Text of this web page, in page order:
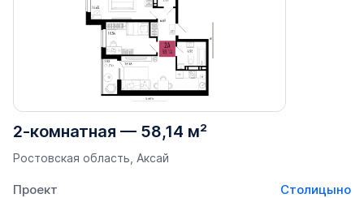
2-комнатная — 58,14 м²
Ростовская область, Аксай
Проект
Столицыно